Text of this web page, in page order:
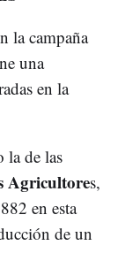
la campaña
una
en la
la de las
Agricultores,
en esta
de un